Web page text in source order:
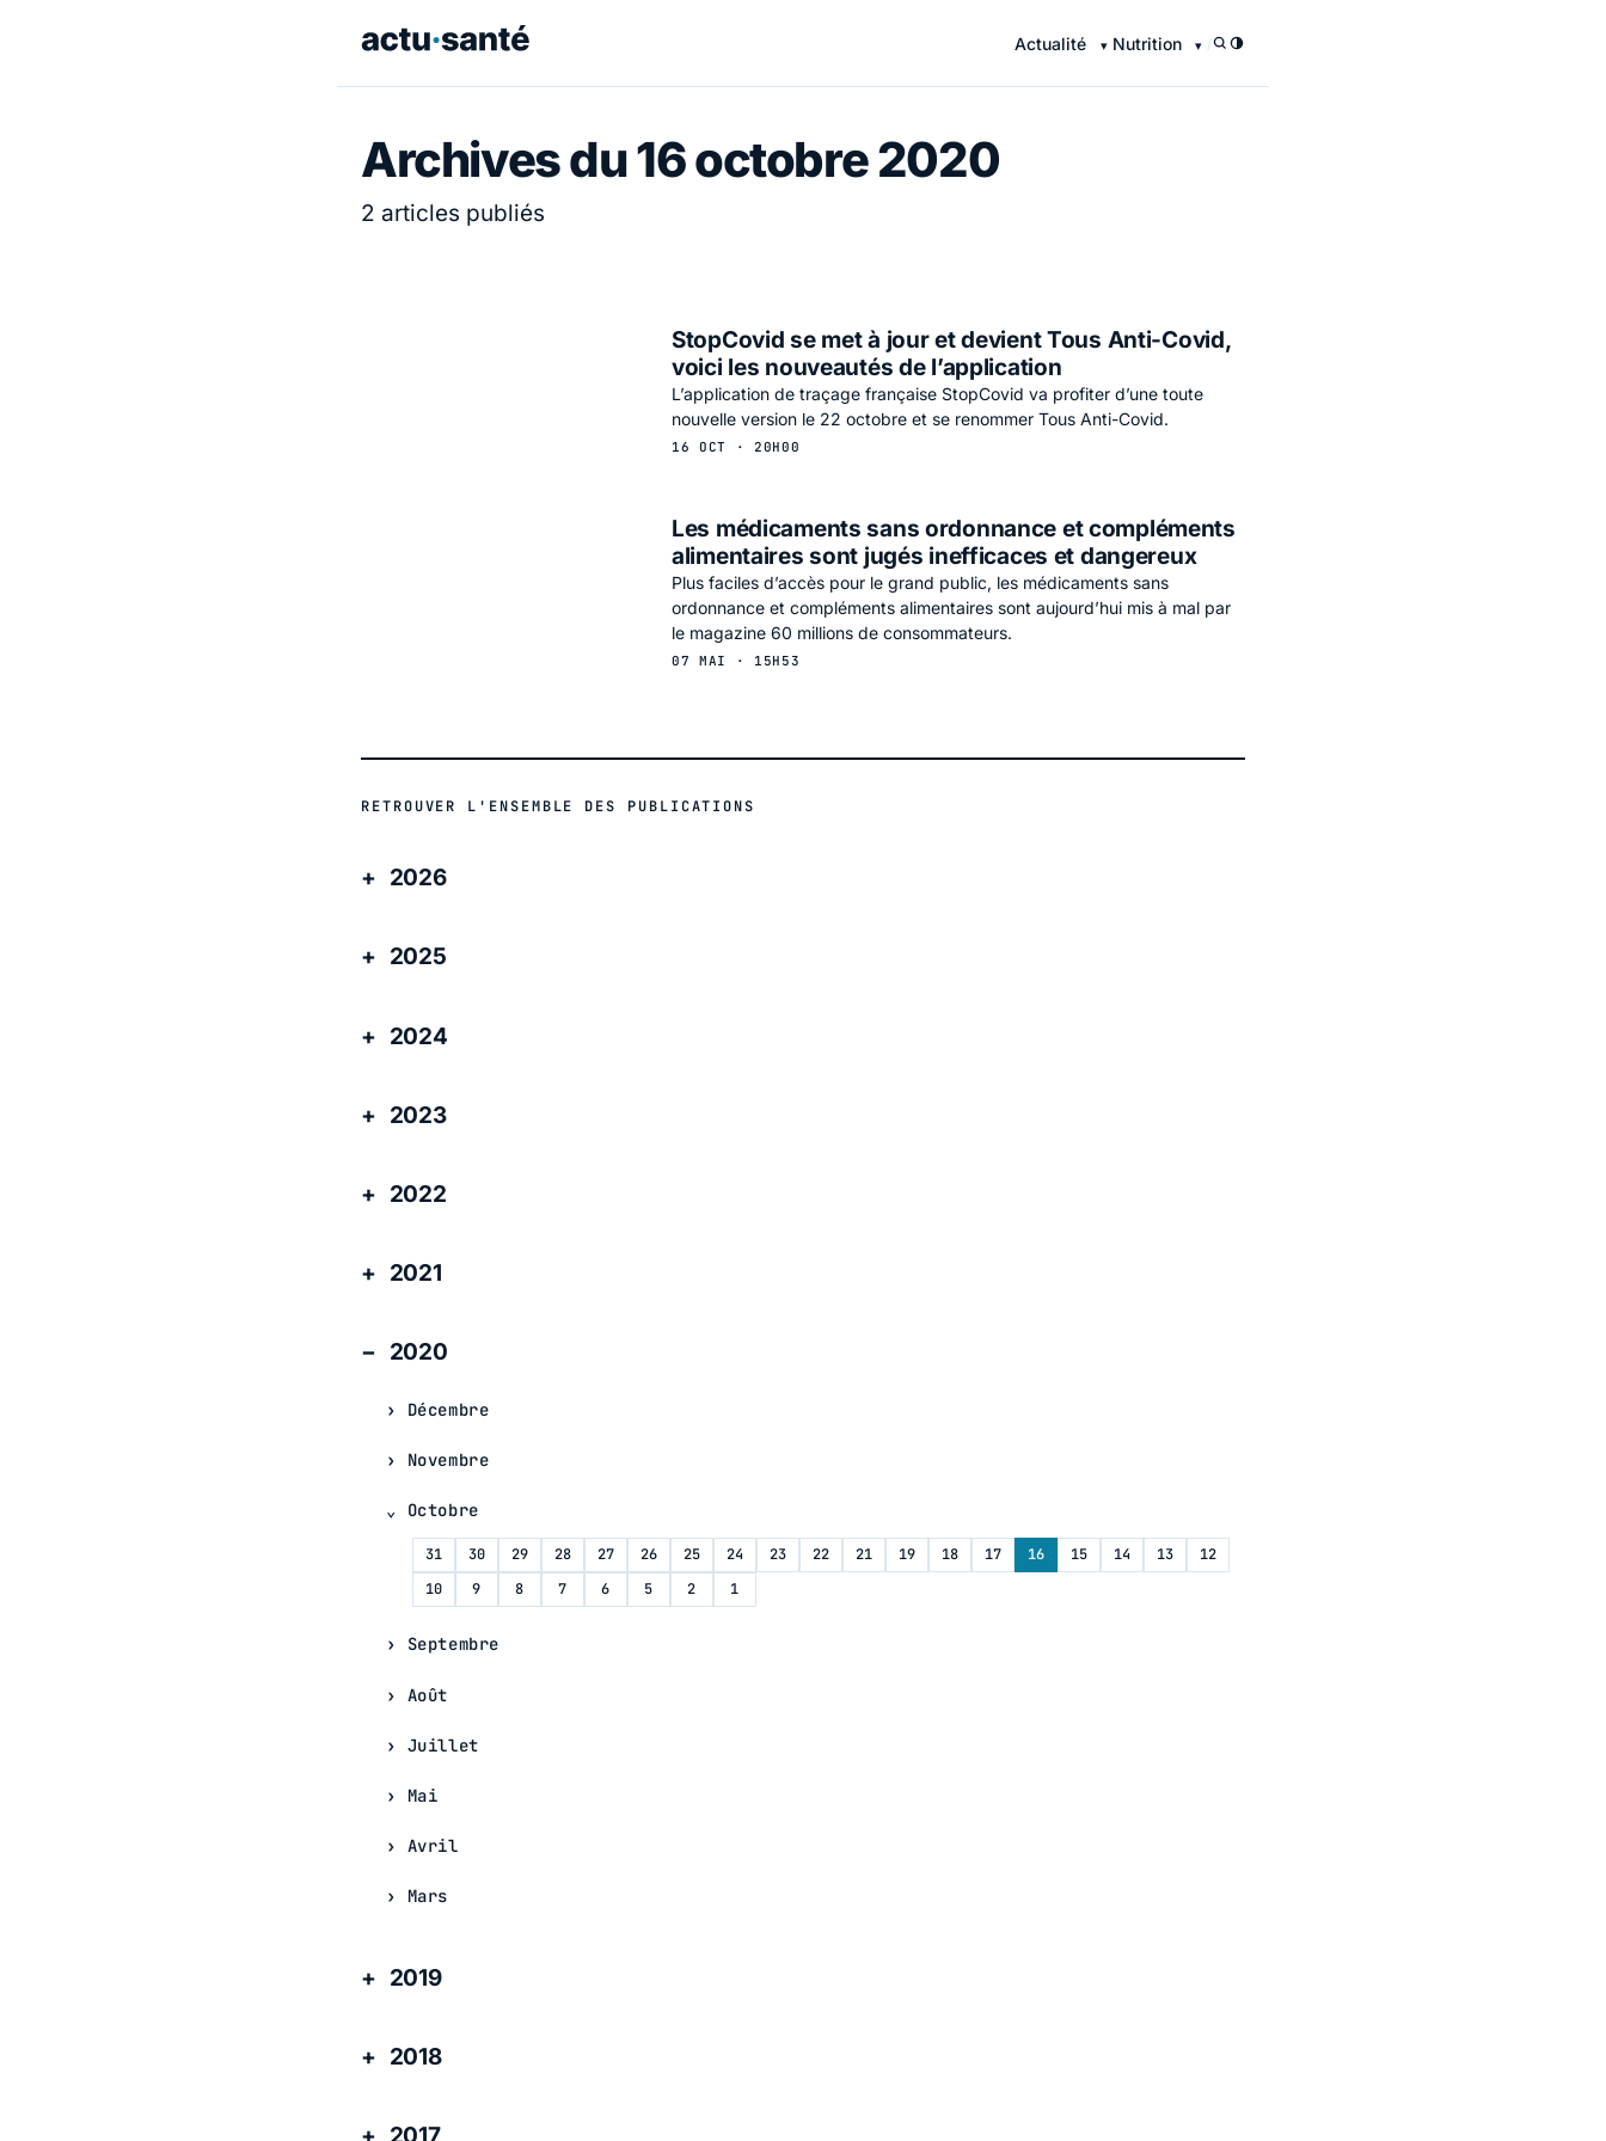
Actualité Nutrition /
Archives du 16 octobre 2020
2 articles publiés
StopCovid se met à jour et devient Tous Anti-Covid,
voici les nouveautés de l’application
L’application de traçage française StopCovid va profiter d’une toute
nouvelle version le 22 octobre et se renommer Tous Anti-Covid.
16 OCT · 20H00
Les médicaments sans ordonnance et compléments
alimentaires sont jugés inefficaces et dangereux
Plus faciles d’accès pour le grand public, les médicaments sans
ordonnance et compléments alimentaires sont aujourd’hui mis à mal par
le magazine 60 millions de consommateurs.
07 MAI · 15H53
RETROUVER L'ENSEMBLE DES PUBLICATIONS
2026
2025
2024
2023
2022
2021
2020
Décembre
Novembre
Octobre
31 30 29 28 27 26 25 24 23 22 21 19 18 17 16 15 14 13
12
10
9 8 7 6 5 2 1
Septembre
Août
Juillet
Mai
Avril
Mars
2019
2018